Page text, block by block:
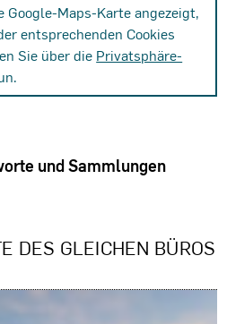
Maps-Karte angezeigt,
entsprechenden Cookies
Sie über die Privatsphäre-
und Sammlungen
DES GLEICHEN BÜROS